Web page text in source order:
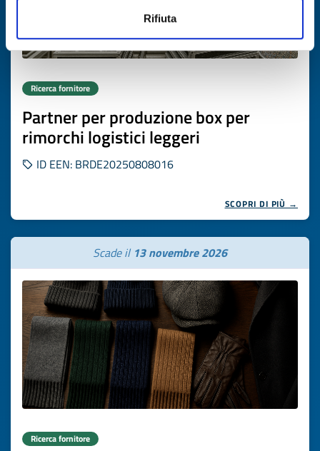
Rifiuta
Ricerca fornitore
Partner per produzione box per
rimorchi logistici leggeri
ID EEN: BRDE20250808016
SCOPRI DI PIÙ →
Scade il 13 novembre 2026
Ricerca fornitore